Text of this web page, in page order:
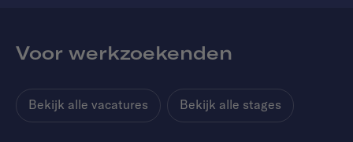
Voor werkzoekenden
Bekijk alle vacatures Bekijk alle stages